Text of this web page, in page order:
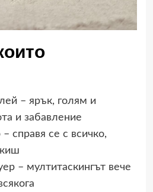
– ярък, голям и
и забавление
справя се с всичко,
– мултитаскингът вече